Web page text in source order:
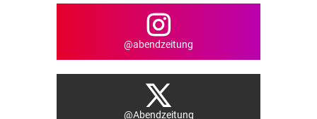
@abendzeitung
@Abendzeitung